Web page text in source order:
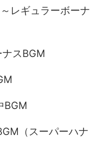
レギュラーボーナ
スBGM
BGM
（スーパーハナ